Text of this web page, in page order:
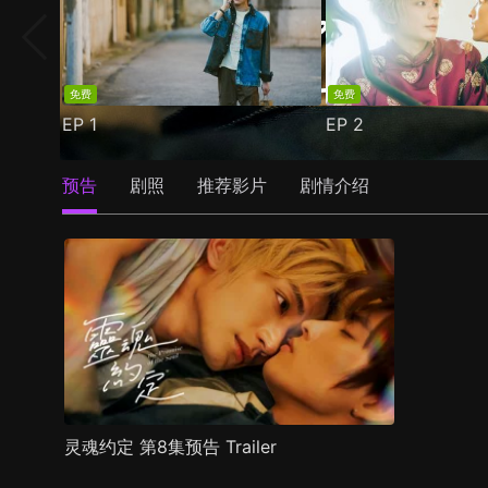
免费
EP1
免费
EP 2
预告 剧照 推荐影片 剧情介绍
灵魂约定 第8集预告 Trailer